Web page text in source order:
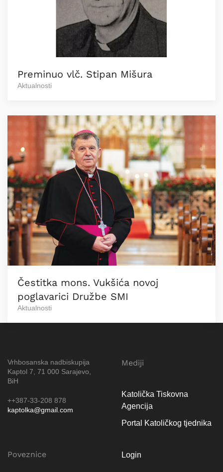
Preminuo vlč. Stipan Mišura
Aktualnosti
Čestitka mons. Vukšića novoj
poglavarici Družbe SMI
Aktualnosti
Vrhbosanska nadbiskupija
Kaptol 7, 71 000 Sarajevo,
BiH
++387-33-208 878
kaptolka@gmail.com
Mediji
Katolička Tiskovna
Agencija
Portal Katoličkog tjednika
Poveznice Login